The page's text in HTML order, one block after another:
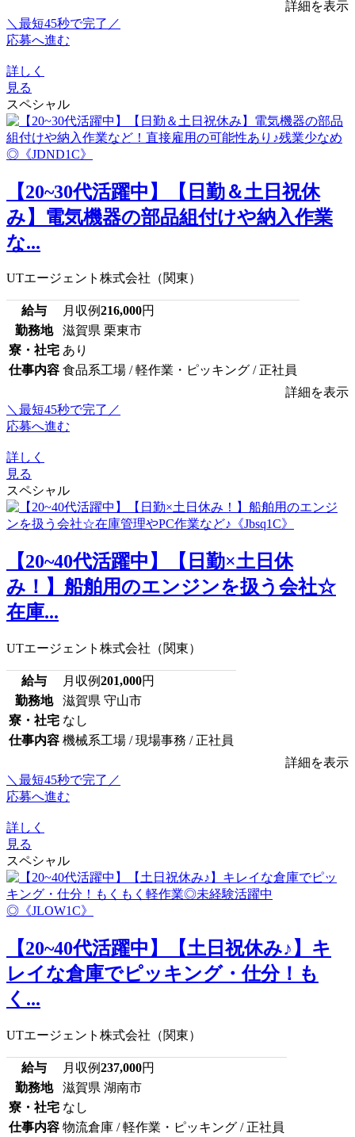
詳細を表示
＼最短45秒で完了／
応募へ進む
詳しく
見る
スペシャル
【20~30代活躍中】【日勤＆土日祝休
み】電気機器の部品組付けや納入作業
な...
UTエージェント株式会社（関東）
給与 月収例216,000円
勤務地
滋賀県 栗東市
寮・社宅 あり
仕事内容 食品系工場 / 軽作業・ピッキング / 正社員
詳細を表示
＼最短45秒で完了／
応募へ進む
詳しく
見る
スペシャル
【20~40代活躍中】【日勤×土日休
み！】船舶用のエンジンを扱う会社☆
在庫...
UTエージェント株式会社（関東）
給与 月収例201,000円
勤務地
滋賀県 守山市
寮・社宅 なし
仕事内容 機械系工場 / 現場事務 / 正社員
詳細を表示
＼最短45秒で完了／
応募へ進む
詳しく
見る
スペシャル
【20~40代活躍中】【土日祝休み♪】キ
レイな倉庫でピッキング・仕分！も
く...
UTエージェント株式会社（関東）
給与 月収例237,000円
勤務地
滋賀県 湖南市
寮・社宅 なし
仕事内容 物流倉庫 / 軽作業・ピッキング / 正社員